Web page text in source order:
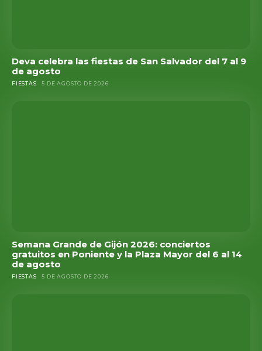
Deva celebra las fiestas de San Salvador del 7 al 9
de agosto
FIESTAS 5 DE AGOSTO DE 2026
Semana Grande de Gijón 2026: conciertos
gratuitos en Poniente y la Plaza Mayor del 6 al 14
de agosto
FIESTAS 5 DE AGOSTO DE 2026